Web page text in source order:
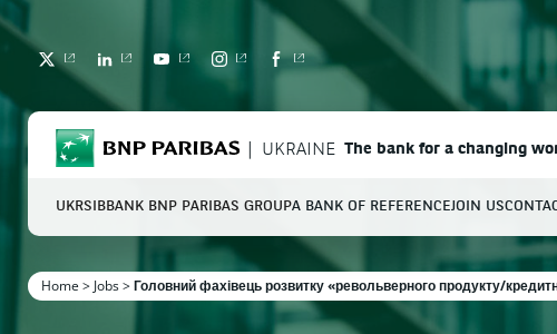
TWITTER LINKEDIN YOUTUBE INSTAGRAMFACEBOOK
BNP Paribas UKRAINE The bank for a changing
Enter the terms to search Search
UKRSIBBANK BNP PARIBAS GROUPA BANK OF REFERENCEJOIN US
Home > Jobs>Головний фахівець розвитку «револьверного продукту/